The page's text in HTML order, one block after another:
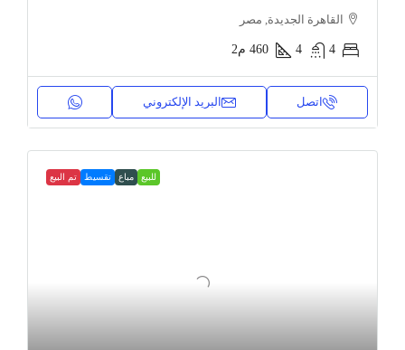
القاهرة الجديدة, مصر
4
4
460 م2
اتصل البريد الإلكتروني
للبيع مباع تقسيط تم البيع